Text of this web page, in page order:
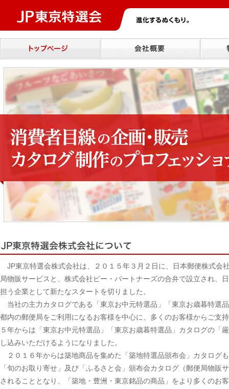
JP東京特選会株式会社は、２０１５年３月２日に、日本郵便株式会
局物販サービスと、株式会社ピー・パートナーズの合弁で設立され、
担う企業として新たなスタートを切りました。
当社の主力カタログである「東京お中元特選品」「東京お歳暮特選
都内の郵便局をご利用になるお客様を中心に、多くのお客様からご支
５年からは「東京お中元特選品」「東京お歳暮特選品」カタログの「
し込みいただけるようになりました。
２０１６年からは築地商品を集めた「築地特選品頒布会」カタログ
「旬のお取り寄せ」及び「ふるさと会」頒布会カタログ（郵便局物販
されることとなり、「築地・豊洲・東京銘品の商品」をより多くのお